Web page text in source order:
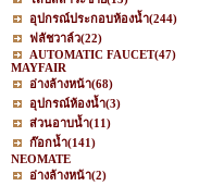
อุปกรณ์ประกอบห้องน้ำ(244)
ฟลัชวาล์ว(22)
AUTOMATIC FAUCET(47)
MAYFAIR
อ่างล้างหน้า(68)
อุปกรณ์ห้องน้ำ(3)
ส่วนอาบน้ำ(11)
ก๊อกน้ำ(141)
NEOMATE
อ่างล้างหน้า(2)